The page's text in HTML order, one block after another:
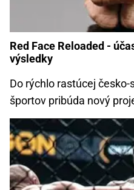
Red Face Reloaded -
výsledky
Do rýchlo rastúcej
športov pribúda nový